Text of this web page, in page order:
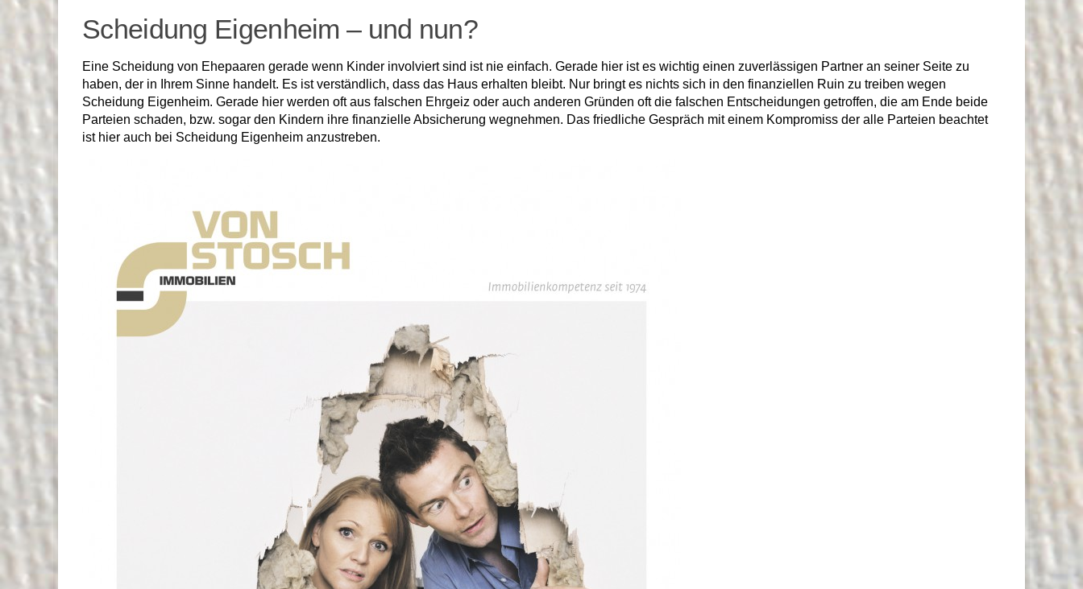
Scheidung Eigenheim – und nun?
Eine Scheidung von Ehepaaren gerade wenn Kinder involviert sind ist nie einfach. Gerade hier ist es wichtig einen zuverlässigen Partner an seiner Seite zu
haben, der in Ihrem Sinne handelt. Es ist verständlich, dass das Haus erhalten bleibt. Nur bringt es nichts sich in den finanziellen Ruin zu treiben wegen
Scheidung Eigenheim. Gerade hier werden oft aus falschen Ehrgeiz oder auch anderen Gründen oft die falschen Entscheidungen getroffen, die am Ende beide
Parteien schaden, bzw. sogar den Kindern ihre finanzielle Absicherung wegnehmen. Das friedliche Gespräch mit einem Kompromiss der alle Parteien beachtet
ist hier auch bei Scheidung Eigenheim anzustreben.